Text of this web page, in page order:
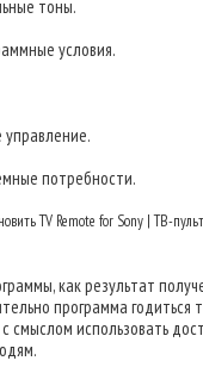
тоны.
условия.
потребности.
TV Remote for Sony | ТВ-
как результат
программа годиться
смыслом использовать